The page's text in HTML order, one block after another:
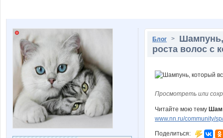
Блог >
роста волос с
Просмотреть или
Читайте мою тему
www.nn.ru/community/
Поделиться: